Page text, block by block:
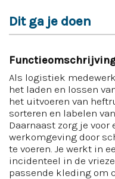
Dit ga je doen
Als logistiek
het laden en lossen
het uitvoeren van
sorteren en labelen
Daarnaast zorg je
werkomgeving door
te voeren. Je werkt in
incidenteel in de
passende kleding om